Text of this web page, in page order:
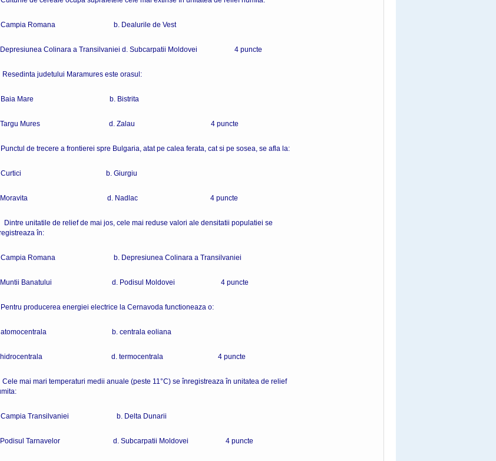
Campia Romana b. Dealurile de Vest
Depresiunea Colinara a Transilvaniei d. Subcarpatii Moldovei 4 puncte
judetului Maramures este orasul:
Baia Mare b. Bistrita
Targu Mures d. Zalau 4 puncte
de trecere a frontierei spre Bulgaria, atat pe calea ferata, cat si pe sosea, se afla la:
Curtici b. Giurgiu
Moravita d. Nadlac 4 puncte
unitatile de relief de mai jos, cele mai reduse valori ale densitatii populatiei se
în:
Campia Romana b. Depresiunea Colinara a Transilvaniei
Muntii Banatului d. Podisul Moldovei 4 puncte
producerea energiei electrice la Cernavoda functioneaza o:
atomocentrala b. centrala eoliana
hidrocentrala d. termocentrala 4 puncte
mai mari temperaturi medii anuale (peste 11°C) se înregistreaza în unitatea de relief
Campia Transilvaniei b. Delta Dunarii
Podisul Tarnavelor d. Subcarpatii Moldovei 4 puncte